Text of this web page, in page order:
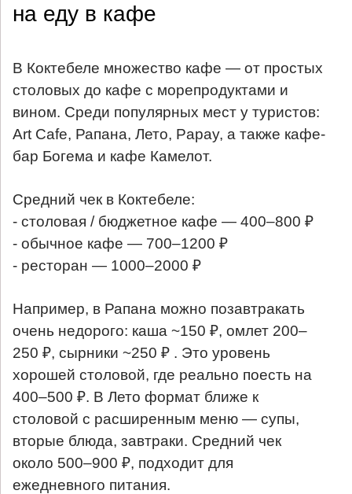
на еду в кафе
В Коктебеле множество кафе — от простых
столовых до кафе с морепродуктами и
вином. Среди популярных мест у туристов:
Art Cafe, Рапана, Лето, Papay, а также кафе-
бар Богема и кафе Камелот.
Средний чек в Коктебеле:
- столовая / бюджетное кафе — 400–800 ₽
- обычное кафе — 700–1200 ₽
- ресторан — 1000–2000 ₽
Например, в Рапана можно позавтракать
очень недорого: каша ~150 ₽, омлет 200–
250 ₽, сырники ~250 ₽ . Это уровень
хорошей столовой, где реально поесть на
400–500 ₽. В Лето формат ближе к
столовой с расширенным меню — супы,
вторые блюда, завтраки. Средний чек
около 500–900 ₽, подходит для
ежедневного питания.